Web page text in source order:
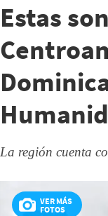
Estas
La región cuenta
VER MÁS
FOTOS